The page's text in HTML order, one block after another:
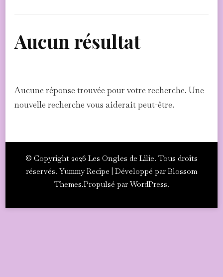
Aucun résultat
Aucune réponse trouvée pour votre recherche. Une
nouvelle recherche vous aiderait peut-être.
© Copyright 2026 Les Ongles de Lilie. Tous droits
réservés. Yummy Recipe | Développé par Blossom
Themes.Propulsé par WordPress.